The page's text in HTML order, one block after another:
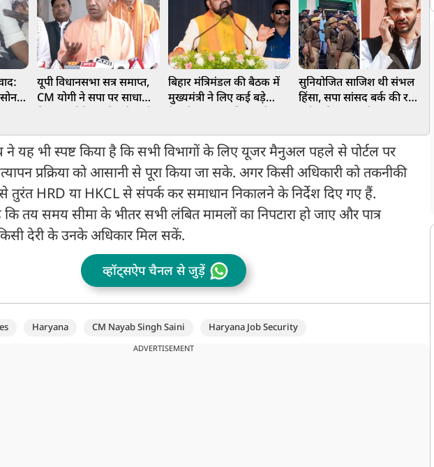
सोनम
यूपी विधानसभा सत्र समाप्त,
CM योगी ने सपा पर साधा
बिहार मंत्रिमंडल की बैठक में
मुख्यमंत्री ने लिए कई बड़े
सुनियोजित साजिश थी संभल
हिंसा, सपा सांसद बर्क की रही
खुलासा
ने यह भी स्पष्ट किया है कि सभी विभागों के लिए यूजर मैनुअल पहले से पोर्टल पर
प्रक्रिया को आसानी से पूरा किया जा सके. अगर किसी अधिकारी को तकनीकी
तुरंत HRD या HKCL से संपर्क कर समाधान निकालने के निर्देश दिए गए हैं.
तय समय सीमा के भीतर सभी लंबित मामलों का निपटारा हो जाए और पात्र
किसी देरी के उनके अधिकार मिल सकें.
व्हॉट्सऐप चैनल से जुड़ें
Haryana CM Nayab Singh Saini Haryana Job Security
ADVERTISEMENT